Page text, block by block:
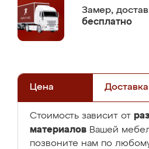
Замер,
бесплатно
Цена Доставка
Стоимость зависит от
материалов Вашей
позвоните нам по